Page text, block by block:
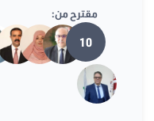
مقترح من:
10